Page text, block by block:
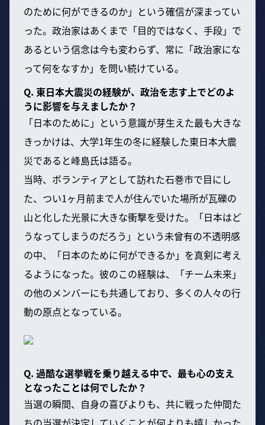
のために何ができるのか」という確信が深まってい
った。政治家はあくまで「目的ではなく、手段」で
あるという信念は今も変わらず、常に「政治家にな
って何をなすか」を問い続けている。
Q. 東日本大震災の経験が、政治を志す上でどのよ
うに影響を与えましたか？
「日本のために」という意識が芽生えた最も大きな
きっかけは、大学1年生の冬に経験した東日本大震
災であると峰島氏は語る。
当時、ボランティアとして訪れた石巻市で目にし
た、つい1ヶ月前まで人が住んでいた場所が瓦礫の
山と化した光景に大きな衝撃を受けた。「日本はど
うなってしまうのだろう」という未曾有の不透明感
の中、「日本のために何ができるか」を真剣に考え
るようになった。彼のこの経験は、「チーム未来」
の他のメンバーにも共通しており、多くの人々の行
動の原点となっている。
Q. 過酷な選挙戦を乗り越える中で、最も心の支え
となったことは何でしたか？
当選の瞬間、自身の喜びよりも、共に戦った仲間た